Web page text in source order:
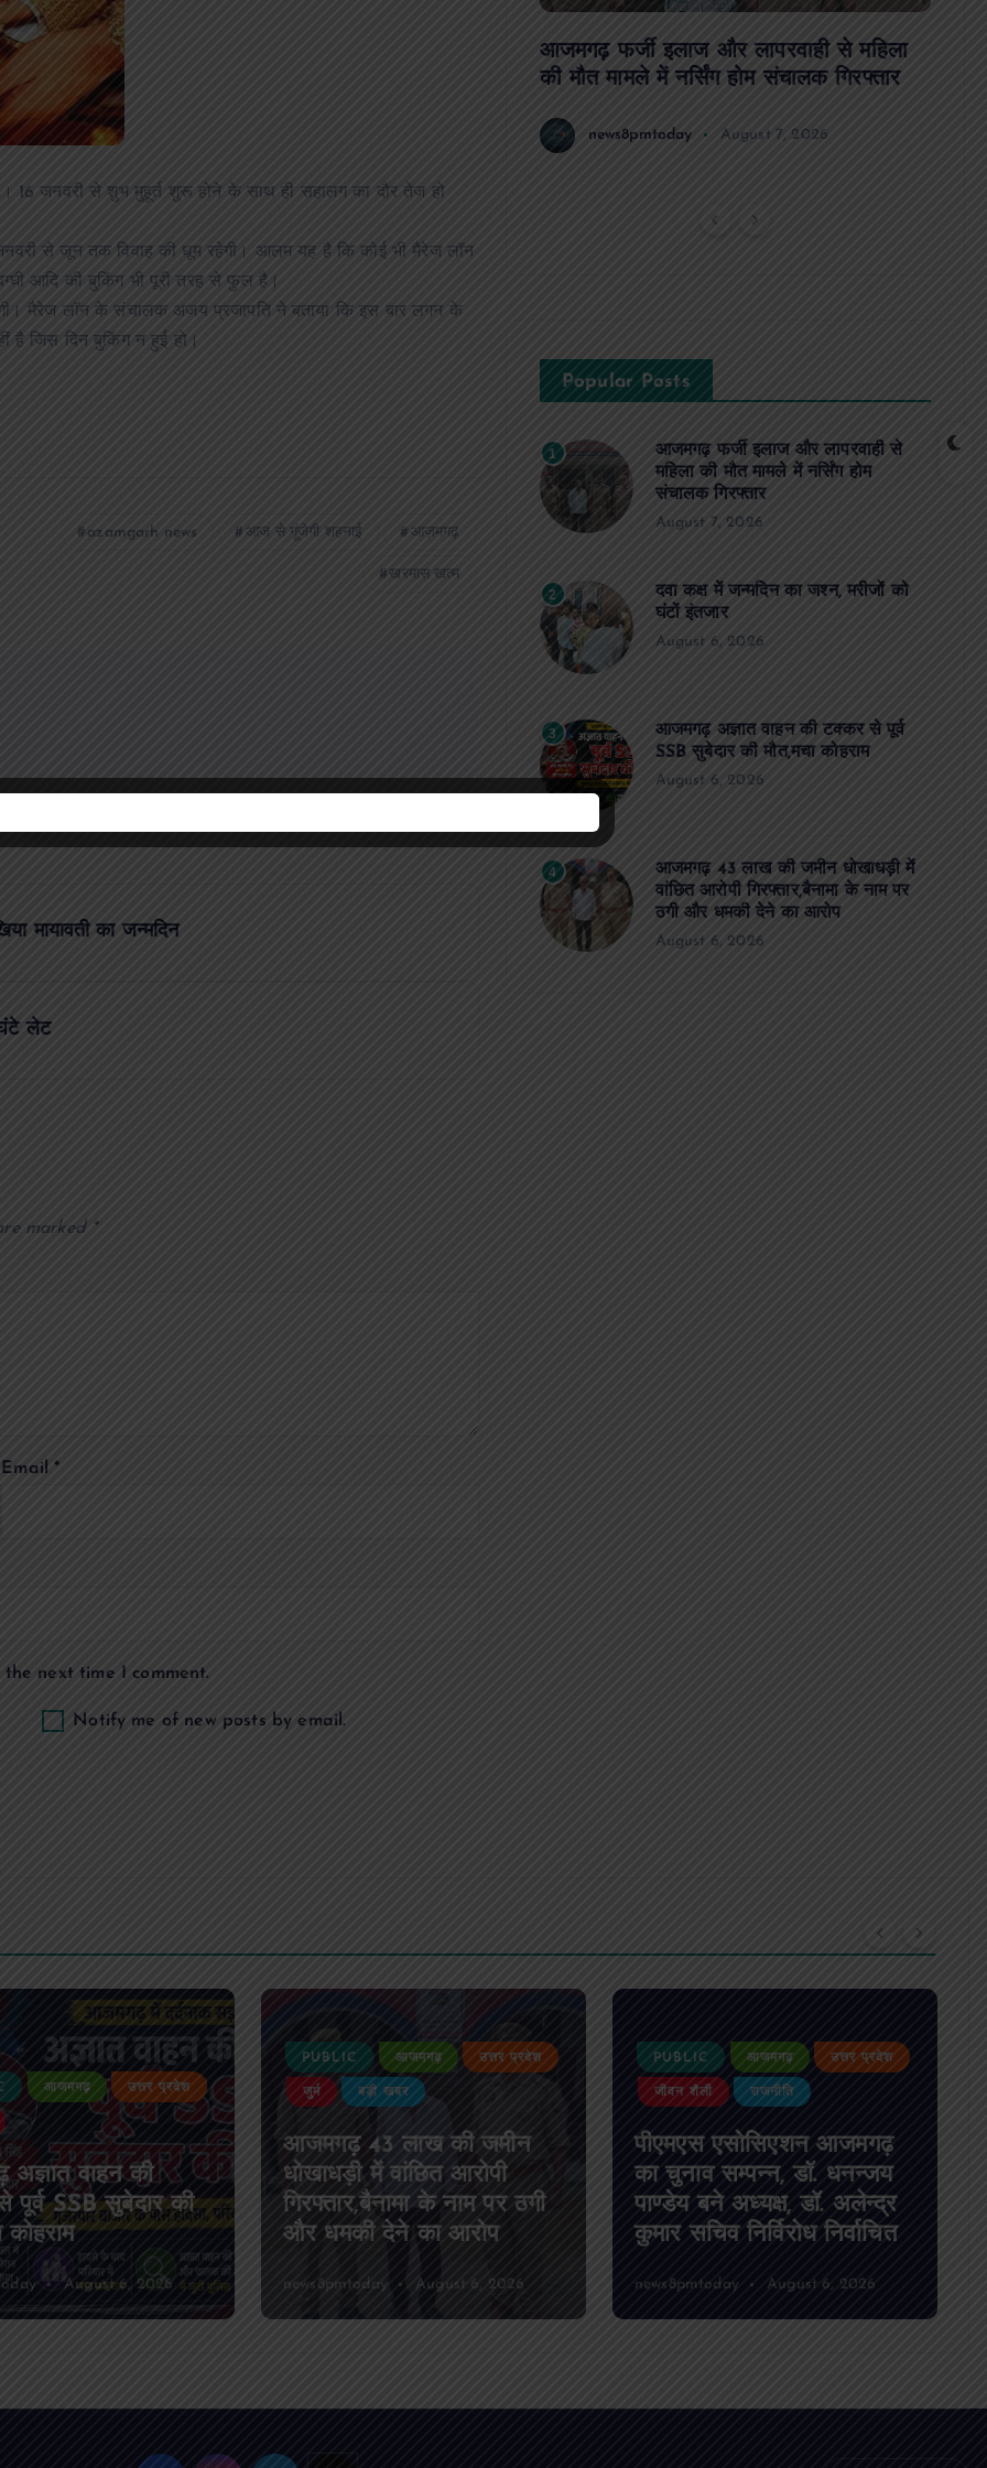
जनवरी से शुभ मुहूर्त शुरू होने के साथ ही सहालग का दौर तेज हो
से जून तक विवाह की धूम रहेगी। आलम यह है कि कोई भी मैरेज लॉन
आदि की बुकिंग भी पूरी तरह से फुल है।
मैरेज लॉन के संचालक अजय प्रजापति ने बताया कि इस बार लगन के
है जिस दिन बुकिंग न हुई हो।
azamgarh news आज से गूंजेगी शहनाई आज़मगढ़
खरमास खत्म
मायावती का जन्मदिन
लेट
marked *
Email*
next time I comment.
Notify me of new posts by email.
आजमगढ़ फर्जी इलाज और लापरवाही से महिला
की मौत मामले में नर्सिंग होम संचालक गिरफ्तार
news8pmtoday August 7, 2026
Popular Posts
1
आजमगढ़ फर्जी इलाज और लापरवाही से
महिला की मौत मामले में नर्सिंग होम
संचालक गिरफ्तार
August 7, 2026
2
दवा कक्ष में जन्मदिन का जश्न, मरीजों को
घंटों इंतजार
August 6, 2026
3
आजमगढ़ अज्ञात वाहन की टक्कर से पूर्व
SSB सुबेदार की मौत,मचा कोहराम
August 6, 2026
4
आजमगढ़ 43 लाख की जमीन धोखाधड़ी में
वांछित आरोपी गिरफ्तार,बैनामा के नाम पर
ठगी और धमकी देने का आरोप
August 6, 2026
आजमगढ़ उत्तर प्रदेश
वाहन की
पूर्व SSB सुबेदार की
कोहराम
August 6, 2026
PUBLIC आजमगढ़ उत्तर प्रदेश
जुर्म बड़ी खबर
आजमगढ़ 43 लाख की जमीन
धोखाधड़ी में वांछित आरोपी
गिरफ्तार,बैनामा के नाम पर ठगी
और धमकी देने का आरोप
news8pmtoday August 6, 2026
PUBLIC आजमगढ़ उत्तर प्रदेश
जीवन शैली राजनीति
पीएमएस एसोसिएशन आजमगढ़
का चुनाव सम्पन्न, डॉ. धनन्जय
पाण्डेय बने अध्यक्ष, डॉ. अलेन्द्र
कुमार सचिव निर्विरोध निर्वाचित
news8pmtoday August 6, 2026